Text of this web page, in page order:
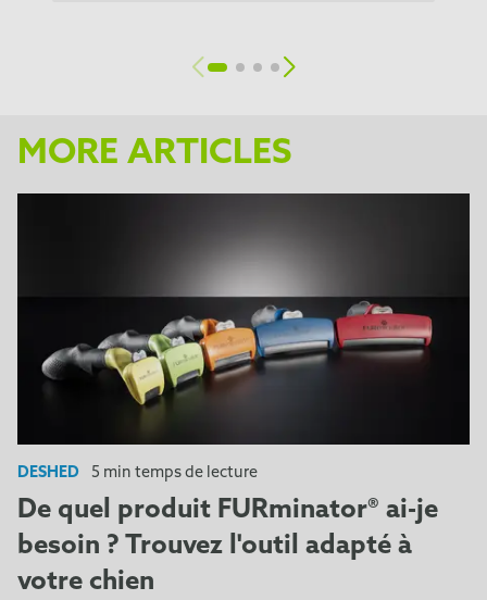
MORE ARTICLES
DESHED 5 min temps de lecture
De quel produit FURminator® ai-je
besoin ? Trouvez l'outil adapté à
votre chien